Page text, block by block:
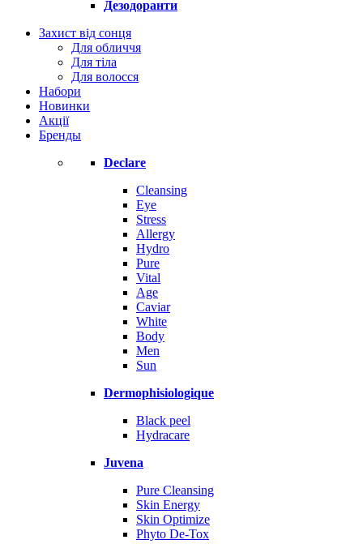
Дезодоранти
Захист від сонця
Для обличчя
Для тіла
Для волосся
Набори
Новинки
Акції
Бренды
Declare
Cleansing
Eye
Stress
Allergy
Hydro
Pure
Vital
Age
Caviar
White
Body
Men
Sun
Dermophisiologique
Black peel
Hydracare
Juvena
Pure Cleansing
Skin Energy
Skin Optimize
Phyto De-Tox